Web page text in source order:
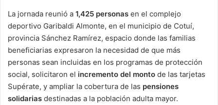
La jornada reunió a 1,425 personas en el complejo
deportivo Garibaldi Almonte, en el municipio de Cotuí,
provincia Sánchez Ramírez, espacio donde las familias
beneficiarias expresaron la necesidad de que más
personas sean incluidas en los programas de protección
social, solicitaron el incremento del monto de las tarjetas
Supérate, y ampliar la cobertura de las pensiones
solidarias destinadas a la población adulta mayor.